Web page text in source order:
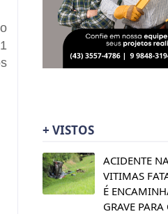
+ VISTOS
ACIDENTE
VITIMAS
É
GRAVE